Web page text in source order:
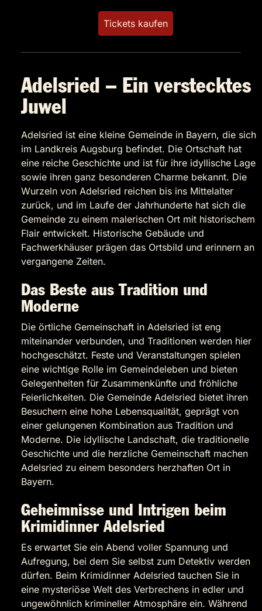
Tickets kaufen
Adelsried – Ein verstecktes
Juwel
Adelsried ist eine kleine Gemeinde in Bayern, die sich
im Landkreis Augsburg befindet. Die Ortschaft hat
eine reiche Geschichte und ist für ihre idyllische Lage
sowie ihren ganz besonderen Charme bekannt. Die
Wurzeln von Adelsried reichen bis ins Mittelalter
zurück, und im Laufe der Jahrhunderte hat sich die
Gemeinde zu einem malerischen Ort mit historischem
Flair entwickelt. Historische Gebäude und
Fachwerkhäuser prägen das Ortsbild und erinnern an
vergangene Zeiten.
Das Beste aus Tradition und
Moderne
Die örtliche Gemeinschaft in Adelsried ist eng
miteinander verbunden, und Traditionen werden hier
hochgeschätzt. Feste und Veranstaltungen spielen
eine wichtige Rolle im Gemeindeleben und bieten
Gelegenheiten für Zusammenkünfte und fröhliche
Feierlichkeiten. Die Gemeinde Adelsried bietet ihren
Besuchern eine hohe Lebensqualität, geprägt von
einer gelungenen Kombination aus Tradition und
Moderne. Die idyllische Landschaft, die traditionelle
Geschichte und die herzliche Gemeinschaft machen
Adelsried zu einem besonders herzhaften Ort in
Bayern.
Geheimnisse und Intrigen beim
Krimidinner Adelsried
Es erwartet Sie ein Abend voller Spannung und
Aufregung, bei dem Sie selbst zum Detektiv werden
dürfen. Beim Krimidinner Adelsried tauchen Sie in
eine mysteriöse Welt des Verbrechens in edler und
ungewöhnlich krimineller Atmosphäre ein. Während